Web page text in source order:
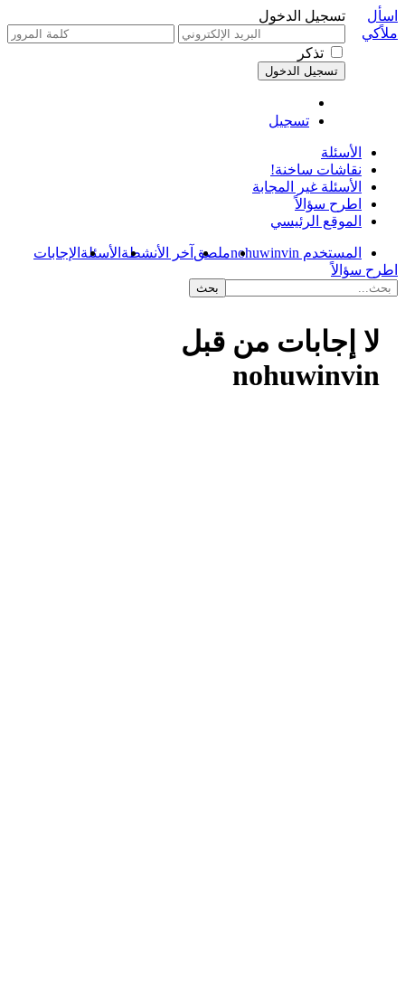
تسجيل الدخول
تذكر
تسجيل
اسأل
ملاًكي
الأسئلة
نقاشات ساخنة!
الأسئلة غير المجابة
اطرح سؤالاً
الموقع الرئيسي
المستخدم nohuwinvin ملصق آخر الأنشطة الأسئلة الإجابات
اطرح سؤالاً
لا إجابات من قبل
nohuwinvin